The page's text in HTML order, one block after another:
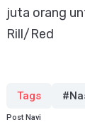
juta orang
Rill/Red
Tags
Post Navi